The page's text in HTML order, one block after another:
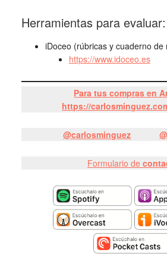
Herramientas para evaluar:
iDoceo (rúbricas y cuaderno de
https://www.idoceo.es
Para tus compras en
https://
@carlosminguez
Formulario de